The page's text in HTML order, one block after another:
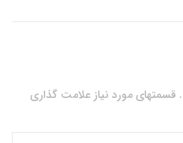
مورد نیاز علامت گذاری